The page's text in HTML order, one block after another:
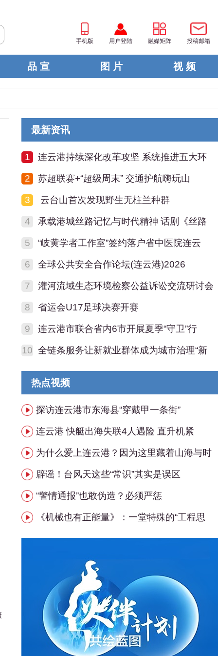
手机版 用户登陆 融媒矩阵 投稿邮箱
品 宣 图 片 视 频
最新资讯
1 连云港持续深化改革攻坚 系统推进五大环
2 苏超联赛+“超级周末” 交通护航嗨玩山
3 云台山首次发现野生无柱兰种群
4 承载港城丝路记忆与时代精神 话剧《丝路
5 “岐黄学者工作室”签约落户省中医院连云
6 全球公共安全合作论坛(连云港)2026
7 灌河流域生态环境检察公益诉讼交流研讨会
8 省运会U17足球决赛开赛
9 连云港市联合省内6市开展夏季“守卫”行
10 全链条服务让新就业群体成为城市治理“新
热点视频
探访连云港市东海县“穿戴甲一条街”
连云港 快艇出海失联4人遇险 直升机紧
为什么爱上连云港？因为这里藏着山海与时
辟谣！台风天这些“常识”其实是误区
“警情通报”也敢伪造？必须严惩
《机械也有正能量》：一堂特殊的“工程思